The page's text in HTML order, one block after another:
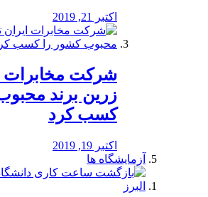
اکتبر 21, 2019
شرکت مخابرات
زرین برند
کسب کرد
اکتبر 19, 2019
آزمایشگاه ها